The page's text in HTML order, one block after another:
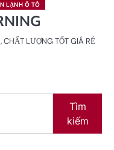
LẠNH Ô TÔ
LƯỢNG TỐT GIÁ RẺ
Tìm
kiếm